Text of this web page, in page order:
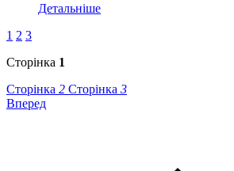
Детальніше
1 2 3
Сторінка 1
Сторінка 2 Сторінка 3
Вперед